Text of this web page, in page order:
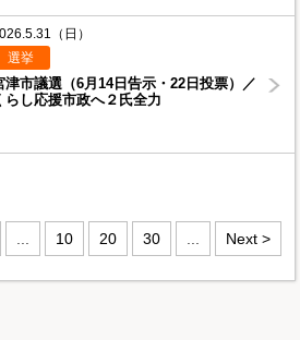
（日）
選挙
津市議選（6月14日告示・22日投票）／
らし応援市政へ２氏全力
10 20 30 Next >